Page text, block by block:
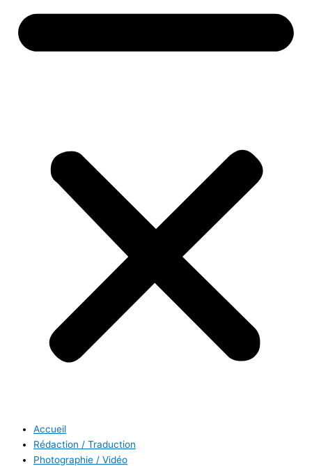
Accueil
Rédaction / Traduction
Photographie / Vidéo